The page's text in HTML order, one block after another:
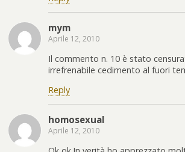
mym
Aprile 12, 2010
Il commento n. 10 è stato
irrefrenabile cedimento al fuori
Reply
homosexual
Aprile 12, 2010